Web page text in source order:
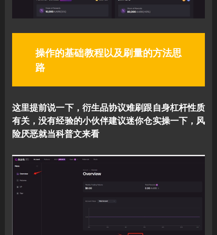
操作的基础教程以及刷量的方法思
路
这里提前说一下，衍生品协议难刷跟自身杠杆性质
有关，没有经验的小伙伴建议迷你仓实操一下，风
险厌恶就当科普文来看